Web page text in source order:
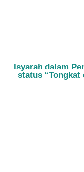
Isyarah dalam
status